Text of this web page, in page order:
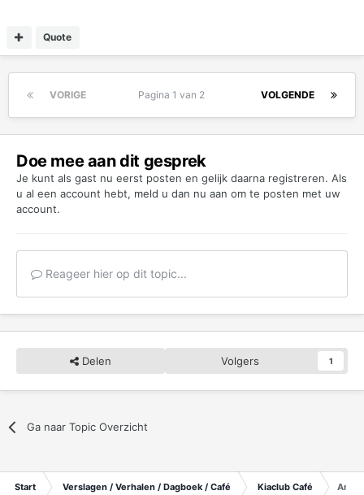
Quote
VORIGE VOLGENDE
Pagina 1 van 2
Doe mee aan dit gesprek
Je kunt als gast nu eerst posten en gelijk daarna registreren. Als
u al een account hebt, meld u dan nu aan om te posten met uw
account.
Reageer hier op dit topic...
Delen Volgers 1
Ga naar Topic Overzicht
Start Verslagen / Verhalen / Dagboek / Café Kiaclub Café